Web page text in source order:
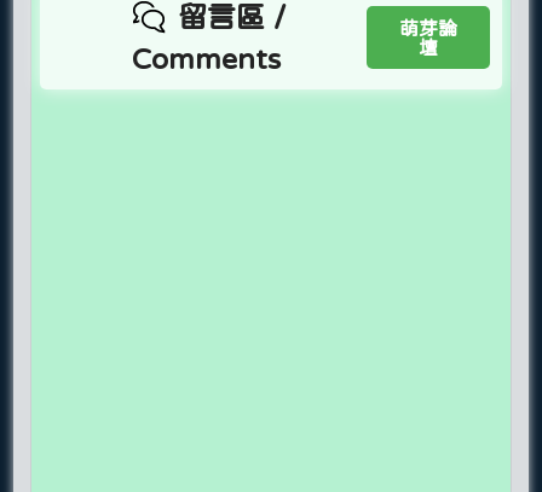
留言區 /
Comments
萌芽論
壇